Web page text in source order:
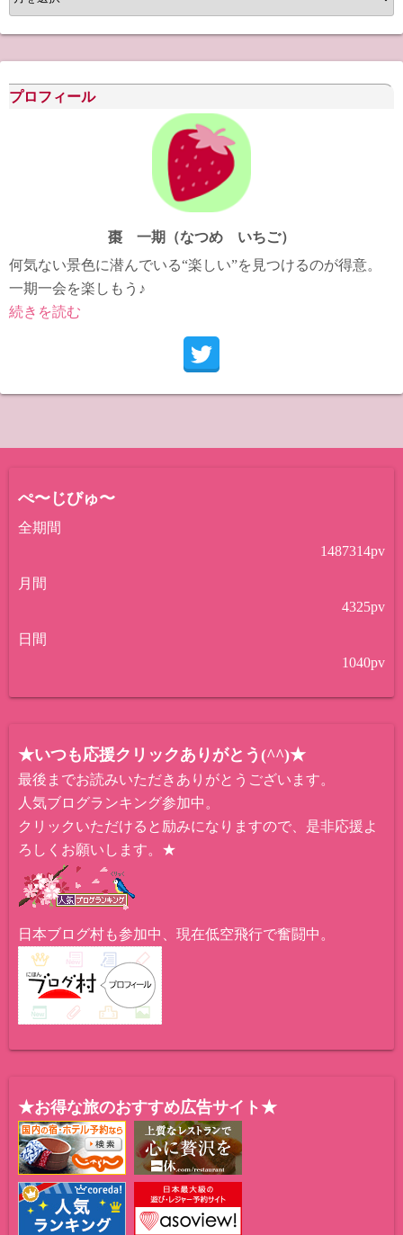
ー
カ
イ
ブ
プロフィール
棗 一期（なつめ いちご）
何気ない景色に潜んでいる“楽しい”を見つけるのが得意。
一期一会を楽しもう♪
続きを読む
ぺ〜じびゅ〜
全期間
1487314pv
月間
4325pv
日間
1040pv
★いつも応援クリックありがとう(^^)★
最後までお読みいただきありがとうございます。
人気ブログランキング参加中。
クリックいただけると励みになりますので、是非応援よ
ろしくお願いします。★
日本ブログ村も参加中、現在低空飛行で奮闘中。
★お得な旅のおすすめ広告サイト★